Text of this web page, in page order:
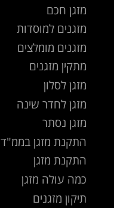
מזגן חכם
מזגנים למוסדות
מזגנים מומלצים
מתקין מזגנים
מזגן לסלון
מזגן לחדר שינה
מזגן נסתר
התקנת מזגן בממ"ד
התקנת מזגן
כמה עולה מזגן
תיקון מזגנים